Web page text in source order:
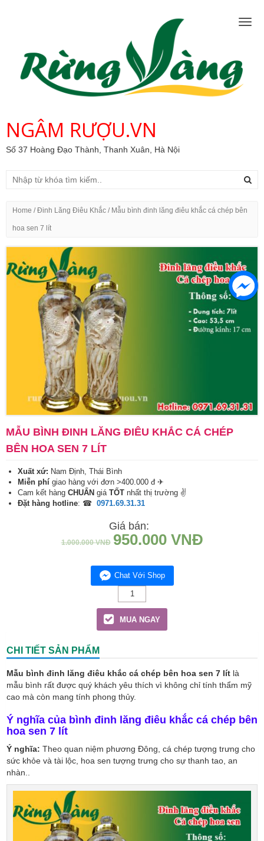
NGÂM RƯỢU.VN
Số 37 Hoàng Đạo Thành, Thanh Xuân, Hà Nội
Home /Đinh Lăng Điêu Khắc / Mẫu bình đinh lăng điêu khắc cá chép bên
hoa sen 7 lít
MẪU BÌNH ĐINH LĂNG ĐIÊU KHẮC CÁ CHÉP
BÊN HOA SEN 7 LÍT
Xuất xứ: Nam Định, Thái Bình
Miễn phí giao hàng với đơn >400.000 đ ✈
Cam kết hàng CHUẨN giá TỐT nhất thị trường ✌
Đặt hàng hotline: ☎ 0971.69.31.31
Giá bán:
1.000.000VNĐ 950.000 VNĐ
Chat Với Shop
Mẫu
bình
đinh
lăng
điêu
bên
hoa
sen
lít
quantity
MUA NGAY
CHI TIẾT SẢN PHẨM
Mẫu bình đinh lăng điêu khắc cá chép bên hoa sen 7 lít là
mẫu bình rất được quý khách yêu thích vì không chỉ tính thẩm mỹ
cao mà còn mang tính phong thủy.
Ý nghĩa của bình đinh lăng điêu khắc cá chép bên
hoa sen 7 lít
Ý nghĩa: Theo quan niệm phương Đông, cá chép tượng trưng cho
sức khỏe và tài lộc, hoa sen tượng trưng cho sự thanh tao, an
nhàn..